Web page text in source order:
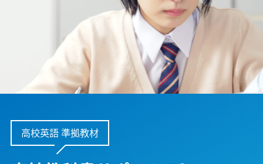
高校英語 準拠教材